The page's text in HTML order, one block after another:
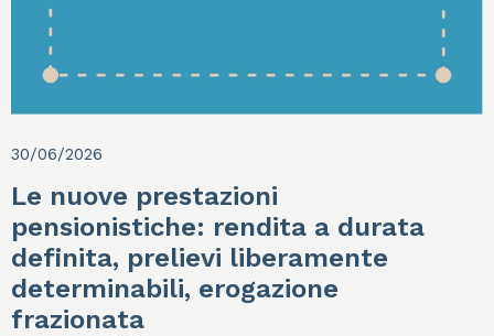
30/06/2026
Le nuove prestazioni
pensionistiche: rendita a durata
definita, prelievi liberamente
determinabili, erogazione
frazionata